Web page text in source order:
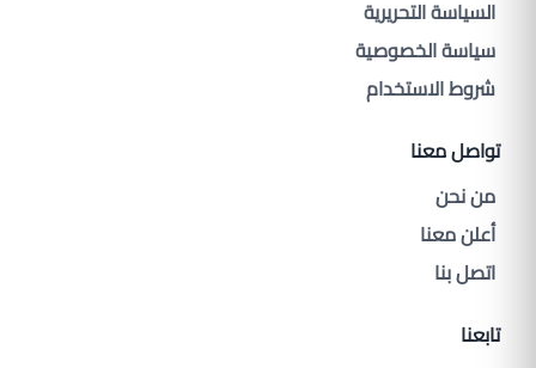
السياسة التحريرية
سياسة الخصوصية
شروط الاستخدام
تواصل معنا
من نحن
أعلن معنا
اتصل بنا
تابعنا